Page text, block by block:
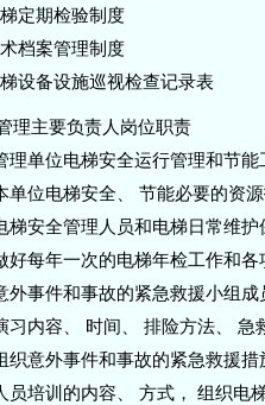
定期检验制度
档案管理制度
设备设施巡视检查记录表
理主要负责人岗位职责
理单位电梯安全运行管理和节
单位电梯安全、 节能必要的资源
梯安全管理人员和电梯日常维护
好每年一次的电梯年检工作和各
外事件和事故的紧急救援小组
习内容、 时间、 排险方法、 急
织意外事件和事故的紧急救援措
员培训的内容、 方式， 组织电